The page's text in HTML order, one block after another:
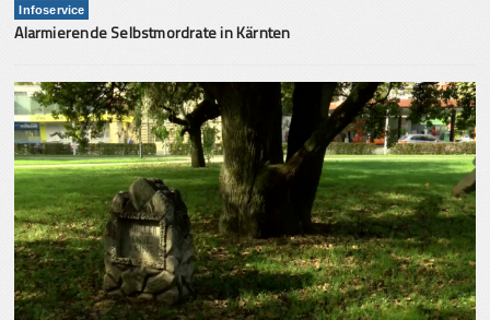
Infoservice
Alarmierende Selbstmordrate in Kärnten